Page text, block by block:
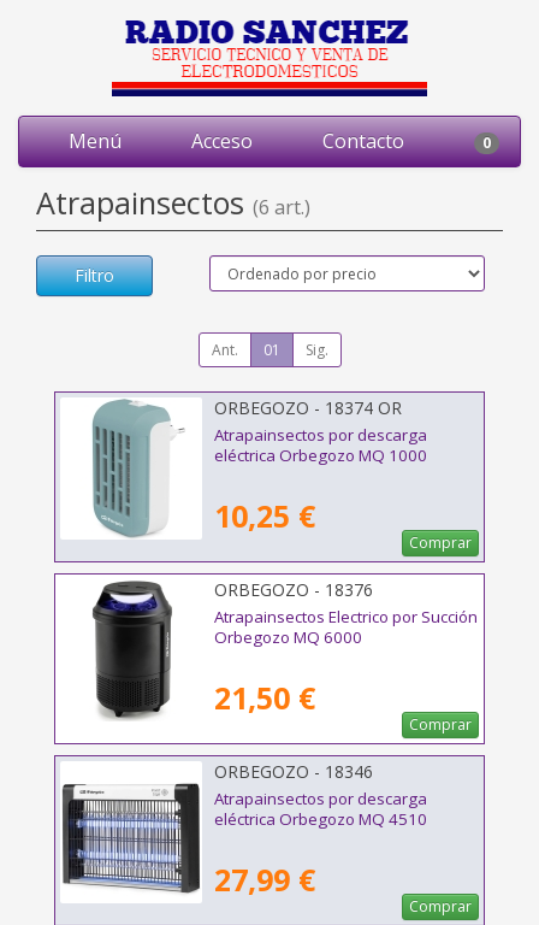
Menú Acceso Contacto 0
Atrapainsectos (6 art.)
Filtro
Ant. 01 Sig.
ORBEGOZO - 18374 OR
Atrapainsectos por descarga
eléctrica Orbegozo MQ 1000
10,25 €
Comprar
ORBEGOZO - 18376
Atrapainsectos Electrico por Succión
Orbegozo MQ 6000
21,50 €
Comprar
ORBEGOZO - 18346
Atrapainsectos por descarga
eléctrica Orbegozo MQ 4510
27,99 €
Comprar